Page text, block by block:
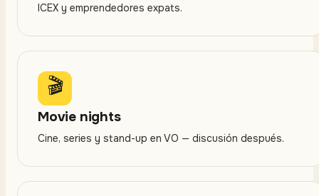
ICEX y emprendedores expats.
🎬
Movie nights
Cine, series y stand-up en VO — discusión después.